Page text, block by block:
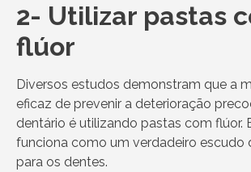
2- Utilizar pastas
flúor
Diversos estudos demonstram que a
eficaz de prevenir a deterioração
dentário é utilizando pastas com flúor.
funciona como um verdadeiro escudo
para os dentes.